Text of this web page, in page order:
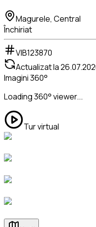
Magurele, Central
Închiriat
VIB123870
Actualizat la
Imagini 360°
Loading 360° viewer...
Tur virtual